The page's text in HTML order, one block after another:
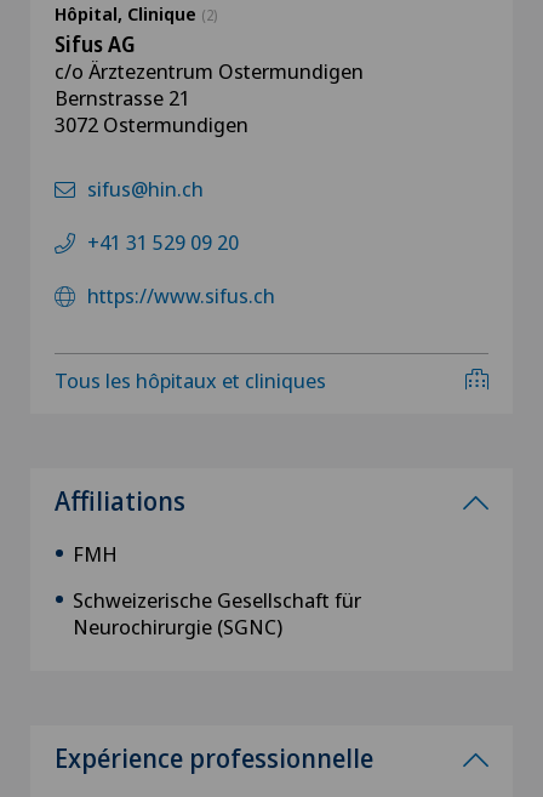
Hôpital, Clinique (2)
Sifus AG
c/o Ärztezentrum Ostermundigen
Bernstrasse 21
3072 Ostermundigen
sifus@hin.ch
+41 31 529 09 20
https://www.sifus.ch
Tous les hôpitaux et cliniques
Affiliations
FMH
Schweizerische Gesellschaft für
Neurochirurgie (SGNC)
Expérience professionnelle